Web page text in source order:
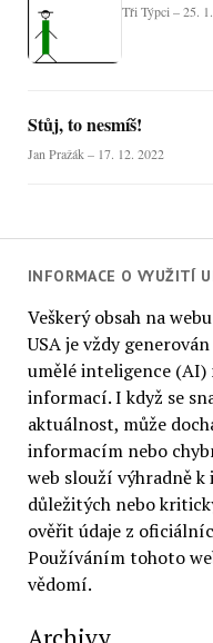
Tři Týpci – 25.
Stůj, to nesmíš!
Jan Pražák – 17. 12. 2022
INFORMACE O VYUŽITÍ
Veškerý obsah na
USA je vždy
umělé inteligence (AI)
informací. I když se
aktuálnost, může
informacím nebo
web slouží výhradně
důležitých nebo
ověřit údaje z
Používáním tohoto
vědomí.